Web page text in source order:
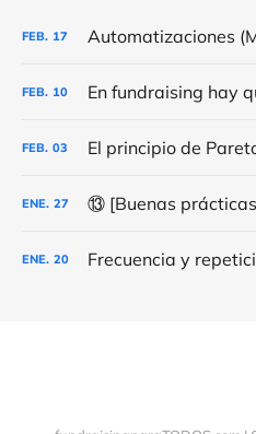
FEB. 17
FEB. 10
FEB. 03
ENE. 27
ENE. 20